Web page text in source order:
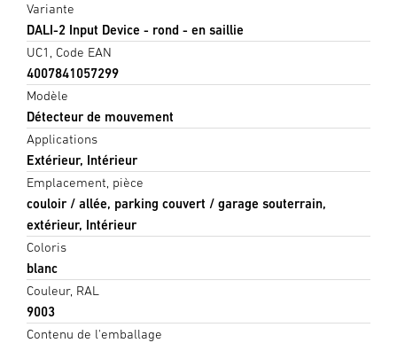
Variante
DALI-2 Input Device - rond - en saillie
UC1, Code EAN
4007841057299
Modèle
Détecteur de mouvement
Applications
Extérieur, Intérieur
Emplacement, pièce
couloir / allée, parking couvert / garage souterrain,
extérieur, Intérieur
Coloris
blanc
Couleur, RAL
9003
Contenu de l'emballage